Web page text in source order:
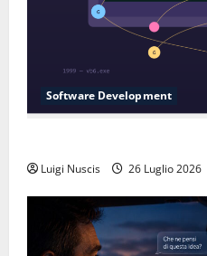
Software Development
Luigi Nuscis 26 Luglio 2026